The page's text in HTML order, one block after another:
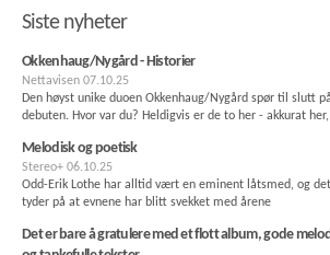
Siste nyheter
Okkenhaug/Nygård - Historier
Nettavisen 07.10.25
Den høyst unike duoen Okkenhaug/Nygård spør til slutt
debuten. Hvor var du? Heldigvis er de to her - akkurat
Melodisk og poetisk
Stereo+ 06.10.25
Odd-Erik Lothe har alltid vært en eminent låtsmed, og
tyder på at evnene har blitt svekket med årene
Det er bare å gratulere med et flott album, gode